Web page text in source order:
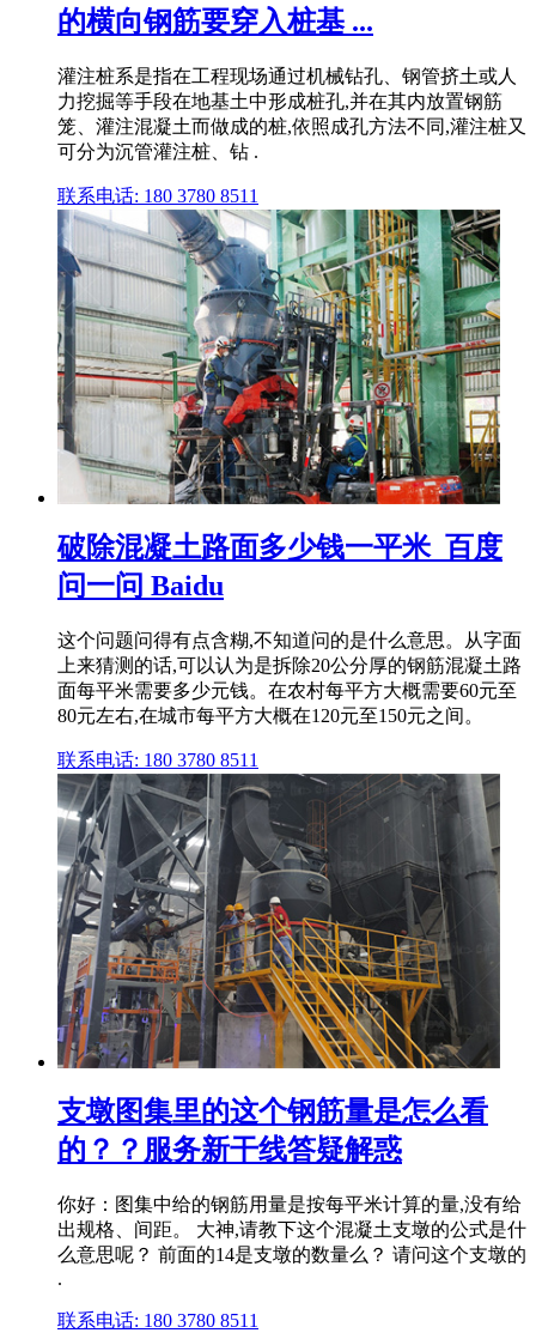
的横向钢筋要穿入桩基 ...
灌注桩系是指在工程现场通过机械钻孔、钢管挤土或人
力挖掘等手段在地基土中形成桩孔,并在其内放置钢筋
笼、灌注混凝土而做成的桩,依照成孔方法不同,灌注桩又
可分为沉管灌注桩、钻 .
联系电话: 180 3780 8511
破除混凝土路面多少钱一平米_百度
问一问 Baidu
这个问题问得有点含糊,不知道问的是什么意思。从字面
上来猜测的话,可以认为是拆除20公分厚的钢筋混凝土路
面每平米需要多少元钱。在农村每平方大概需要60元至
80元左右,在城市每平方大概在120元至150元之间。
联系电话: 180 3780 8511
支墩图集里的这个钢筋量是怎么看
的？？服务新干线答疑解惑
你好：图集中给的钢筋用量是按每平米计算的量,没有给
出规格、间距。 大神,请教下这个混凝土支墩的公式是什
么意思呢？ 前面的14是支墩的数量么？ 请问这个支墩的
.
联系电话: 180 3780 8511